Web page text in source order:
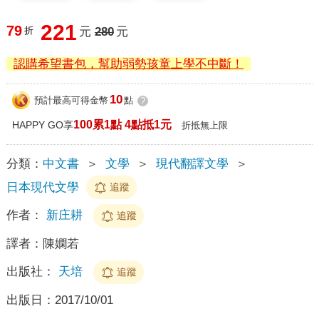
79 折 221 元 280 元
認購希望書包，幫助弱勢孩童上學不中斷！
預計最高可得金幣 10點 ?
HAPPY GO享100累1點 4點抵1元 折抵無上限
分類： 中文書 ＞ 文學 ＞ 現代翻譯文學
＞
日本現代文學
追蹤
作者： 新庄耕 追蹤
譯者： 陳嫻若
出版社： 天培 追蹤
出版日： 2017/10/01